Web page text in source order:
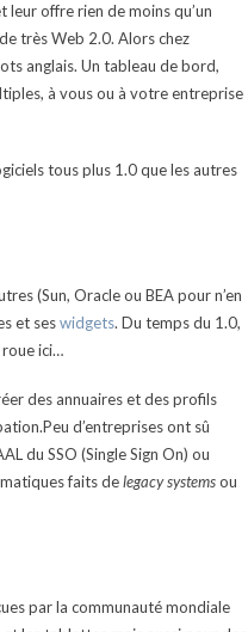
leur offre rien de moins qu’un
très Web 2.0. Alors chez
anglais. Un tableau de bord,
à vous ou à votre entreprise
tous plus 1.0 que les autres
(Sun, Oracle ou BEA pour n’en
et seswidgets. Du temps du 1.0,
roue ici…
des annuaires et des profils
d’entreprises ont sû
du SSO (Single Sign On) ou
faits delegacy systemsou
par la communauté mondiale